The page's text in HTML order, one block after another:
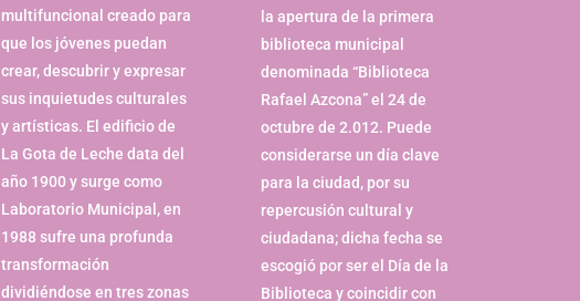
multifuncional creado para
que los jóvenes puedan
crear, descubrir y expresar
sus inquietudes culturales
y artísticas. El edificio de
La Gota de Leche data del
año 1900 y surge como
Laboratorio Municipal, en
1988 sufre una profunda
transformación
dividiéndose en tres zonas
la apertura de la primera
biblioteca municipal
denominada “Biblioteca
Rafael Azcona” el 24 de
octubre de 2.012. Puede
considerarse un día clave
para la ciudad, por su
repercusión cultural y
ciudadana; dicha fecha se
escogió por ser el Día de la
Biblioteca y coincidir con